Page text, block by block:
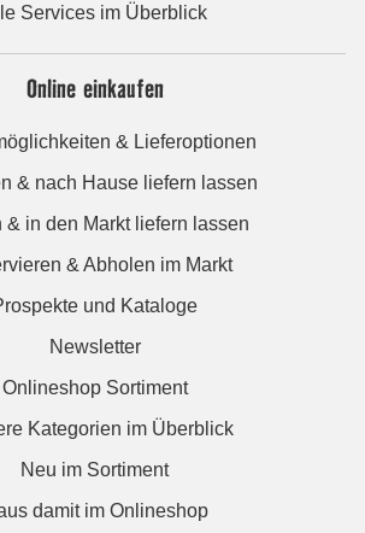
Services im Überblick
Online einkaufen
& Lieferoptionen
& nach Hause liefern lassen
& in den Markt liefern lassen
& Abholen im Markt
und Kataloge
Newsletter
Onlineshop Sortiment
Kategorien im Überblick
Neu im Sortiment
damit im Onlineshop